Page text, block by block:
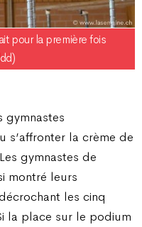
pour la première fois
gymnastes
s’affronter la crème de
gymnastes de
montré leurs
les cinq
la place sur le podium